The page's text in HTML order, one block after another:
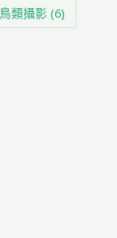
鳥類攝影 (6)